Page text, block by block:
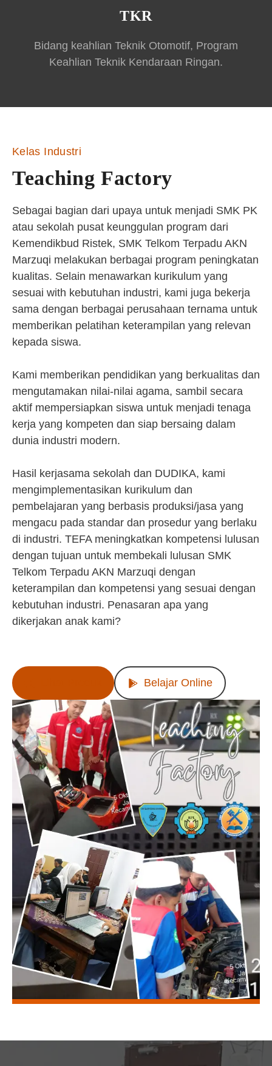
TKR
Bidang keahlian Teknik Otomotif, Program
Keahlian Teknik Kendaraan Ringan.
Kelas Industri
Teaching Factory
Sebagai bagian dari upaya untuk menjadi SMK PK
atau sekolah pusat keunggulan program dari
Kemendikbud Ristek, SMK Telkom Terpadu AKN
Marzuqi melakukan berbagai program peningkatan
kualitas. Selain menawarkan kurikulum yang
sesuai with kebutuhan industri, kami juga bekerja
sama dengan berbagai perusahaan ternama untuk
memberikan pelatihan keterampilan yang relevan
kepada siswa.
Kami memberikan pendidikan yang berkualitas dan
mengutamakan nilai-nilai agama, sambil secara
aktif mempersiapkan siswa untuk menjadi tenaga
kerja yang kompeten dan siap bersaing dalam
dunia industri modern.
Hasil kerjasama sekolah dan DUDIKA, kami
mengimplementasikan kurikulum dan
pembelajaran yang berbasis produksi/jasa yang
mengacu pada standar dan prosedur yang berlaku
di industri. TEFA meningkatkan kompetensi lulusan
dengan tujuan untuk membekali lulusan SMK
Telkom Terpadu AKN Marzuqi dengan
keterampilan dan kompetensi yang sesuai dengan
kebutuhan industri. Penasaran apa yang
dikerjakan anak kami?
Belajar Online